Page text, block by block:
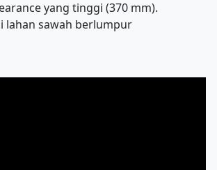
yang tinggi (370 mm).
lahan sawah berlumpur